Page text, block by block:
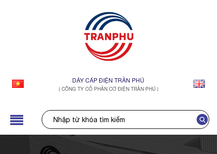
DÂY CÁP ĐIỆN TRẦN PHÚ
( CÔNG TY CỔ PHẦN CƠ ĐIỆN TRẦN PHÚ )